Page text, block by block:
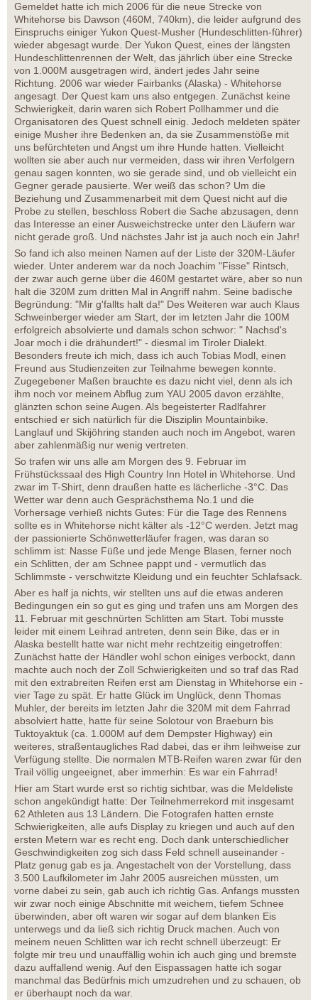
Gemeldet hatte ich mich 2006 für die neue Strecke von
Whitehorse bis Dawson (460M, 740km), die leider aufgrund des
Einspruchs einiger Yukon Quest-Musher (Hundeschlitten-führer)
wieder abgesagt wurde. Der Yukon Quest, eines der längsten
Hundeschlittenrennen der Welt, das jährlich über eine Strecke
von 1.000M ausgetragen wird, ändert jedes Jahr seine
Richtung. 2006 war wieder Fairbanks (Alaska) - Whitehorse
angesagt. Der Quest kam uns also entgegen. Zunächst keine
Schwierigkeit, darin waren sich Robert Pollhammer und die
Organisatoren des Quest schnell einig. Jedoch meldeten später
einige Musher ihre Bedenken an, da sie Zusammenstöße mit
uns befürchteten und Angst um ihre Hunde hatten. Vielleicht
wollten sie aber auch nur vermeiden, dass wir ihren Verfolgern
genau sagen konnten, wo sie gerade sind, und ob vielleicht ein
Gegner gerade pausierte. Wer weiß das schon? Um die
Beziehung und Zusammenarbeit mit dem Quest nicht auf die
Probe zu stellen, beschloss Robert die Sache abzusagen, denn
das Interesse an einer Ausweichstrecke unter den Läufern war
nicht gerade groß. Und nächstes Jahr ist ja auch noch ein Jahr!
So fand ich also meinen Namen auf der Liste der 320M-Läufer
wieder. Unter anderem war da noch Joachim "Fisse" Rintsch,
der zwar auch gerne über die 460M gestartet wäre, aber so nun
halt die 320M zum dritten Mal in Angriff nahm. Seine badische
Begründung: "Mir g'fallts halt da!" Des Weiteren war auch Klaus
Schweinberger wieder am Start, der im letzten Jahr die 100M
erfolgreich absolvierte und damals schon schwor: " Nachsd's
Joar moch i die drähundert!" - diesmal im Tiroler Dialekt.
Besonders freute ich mich, dass ich auch Tobias Modl, einen
Freund aus Studienzeiten zur Teilnahme bewegen konnte.
Zugegebener Maßen brauchte es dazu nicht viel, denn als ich
ihm noch vor meinem Abflug zum YAU 2005 davon erzählte,
glänzten schon seine Augen. Als begeisterter Radlfahrer
entschied er sich natürlich für die Disziplin Mountainbike.
Langlauf und Skijöhring standen auch noch im Angebot, waren
aber zahlenmäßig nur wenig vertreten.
So trafen wir uns alle am Morgen des 9. Februar im
Frühstückssaal des High Country Inn Hotel in Whitehorse. Und
zwar im T-Shirt, denn draußen hatte es lächerliche -3°C. Das
Wetter war denn auch Gesprächsthema No.1 und die
Vorhersage verhieß nichts Gutes: Für die Tage des Rennens
sollte es in Whitehorse nicht kälter als -12°C werden. Jetzt mag
der passionierte Schönwetterläufer fragen, was daran so
schlimm ist: Nasse Füße und jede Menge Blasen, ferner noch
ein Schlitten, der am Schnee pappt und - vermutlich das
Schlimmste - verschwitzte Kleidung und ein feuchter Schlafsack.
Aber es half ja nichts, wir stellten uns auf die etwas anderen
Bedingungen ein so gut es ging und trafen uns am Morgen des
11. Februar mit geschnürten Schlitten am Start. Tobi musste
leider mit einem Leihrad antreten, denn sein Bike, das er in
Alaska bestellt hatte war nicht mehr rechtzeitig eingetroffen:
Zunächst hatte der Händler wohl schon einiges verbockt, dann
machte auch noch der Zoll Schwierigkeiten und so traf das Rad
mit den extrabreiten Reifen erst am Dienstag in Whitehorse ein -
vier Tage zu spät. Er hatte Glück im Unglück, denn Thomas
Muhler, der bereits im letzten Jahr die 320M mit dem Fahrrad
absolviert hatte, hatte für seine Solotour von Braeburn bis
Tuktoyaktuk (ca. 1.000M auf dem Dempster Highway) ein
weiteres, straßentaugliches Rad dabei, das er ihm leihweise zur
Verfügung stellte. Die normalen MTB-Reifen waren zwar für den
Trail völlig ungeeignet, aber immerhin: Es war ein Fahrrad!
Hier am Start wurde erst so richtig sichtbar, was die Meldeliste
schon angekündigt hatte: Der Teilnehmerrekord mit insgesamt
62 Athleten aus 13 Ländern. Die Fotografen hatten ernste
Schwierigkeiten, alle aufs Display zu kriegen und auch auf den
ersten Metern war es recht eng. Doch dank unterschiedlicher
Geschwindigkeiten zog sich dass Feld schnell auseinander -
Platz genug gab es ja. Angestachelt von der Vorstellung, dass
3.500 Laufkilometer im Jahr 2005 ausreichen müssten, um
vorne dabei zu sein, gab auch ich richtig Gas. Anfangs mussten
wir zwar noch einige Abschnitte mit weichem, tiefem Schnee
überwinden, aber oft waren wir sogar auf dem blanken Eis
unterwegs und da ließ sich richtig Druck machen. Auch von
meinem neuen Schlitten war ich recht schnell überzeugt: Er
folgte mir treu und unauffällig wohin ich auch ging und bremste
dazu auffallend wenig. Auf den Eispassagen hatte ich sogar
manchmal das Bedürfnis mich umzudrehen und zu schauen, ob
er überhaupt noch da war.